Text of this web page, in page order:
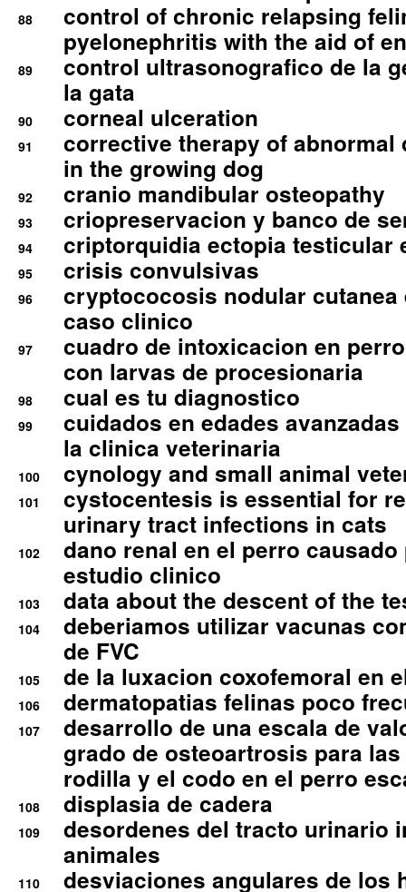
88
control of chronic relapsing
pyelonephritis with the aid of
89
control ultrasonografico de la
la gata
90 corneal ulceration
91
corrective therapy of abnormal
in the growing dog
92 cranio mandibular osteopathy
93 criopreservacion y banco de
94 criptorquidia ectopia testicular
95 crisis convulsivas
96
cryptococosis nodular cutanea
caso clinico
97
cuadro de intoxicacion en
con larvas de procesionaria
98 cual es tu diagnostico
99
cuidados en edades
la clinica veterinaria
100 cynology and small animal
101
cystocentesis is essential for
urinary tract infections in cats
102
dano renal en el perro
estudio clinico
103 data about the descent of the
104
deberiamos utilizar vacunas
de FVC
105 de la luxacion coxofemoral en
106 dermatopatias felinas poco
107
desarrollo de una escala de
grado de osteoartrosis para
rodilla y el codo en el perro
108 displasia de cadera
109
desordenes del tracto urinario
animales
110
desviaciones angulares de los